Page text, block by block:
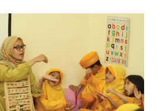
di
Thailand